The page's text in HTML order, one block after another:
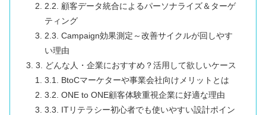
2.2. 顧客データ統合によるパーソナライズ＆ターゲ
ティング
2.3. Campaign効果測定～改善サイクルが回しやす
い理由
3. どんな人・企業におすすめ？活用して欲しいケース
3.1. BtoCマーケターや事業会社向けメリットとは
3.2. ONE to ONE顧客体験重視企業に好適な理由
3.3. ITリテラシー初心者でも使いやすい設計ポイン